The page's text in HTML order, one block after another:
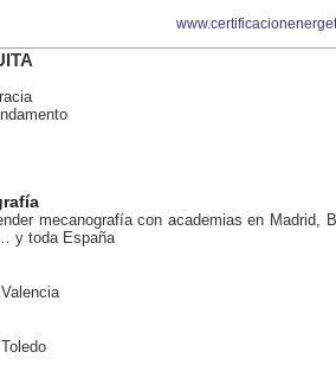
mecanografía con academias en Madrid,
y toda España